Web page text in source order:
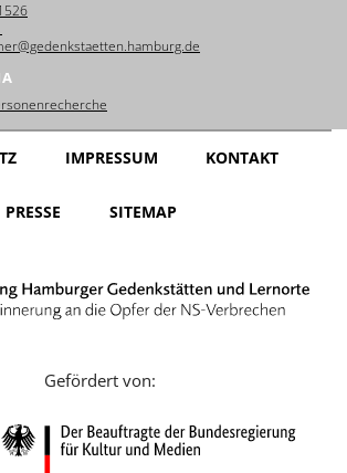
IMPRESSUM KONTAKT
PRESSE SITEMAP
Gefördert von: